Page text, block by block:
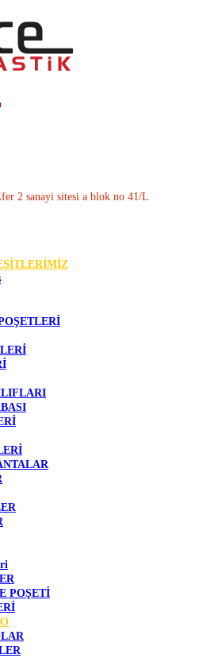
2 sanayi sitesi a blok no 41/L
POŞETİ